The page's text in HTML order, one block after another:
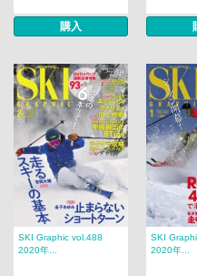
購入
SKI Graphic vol.488
2020年...
SKI
2020年...